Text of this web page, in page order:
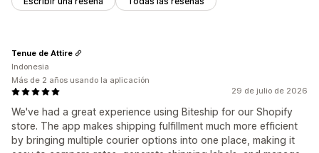
29 de julio de 2026
We've had a great experience using Biteship for our Shopify
store. The app makes shipping fulfillment much more efficient
by bringing multiple courier options into one place, making it
Tenue de Attire
Indonesia
Más de 2 años usando la aplicación